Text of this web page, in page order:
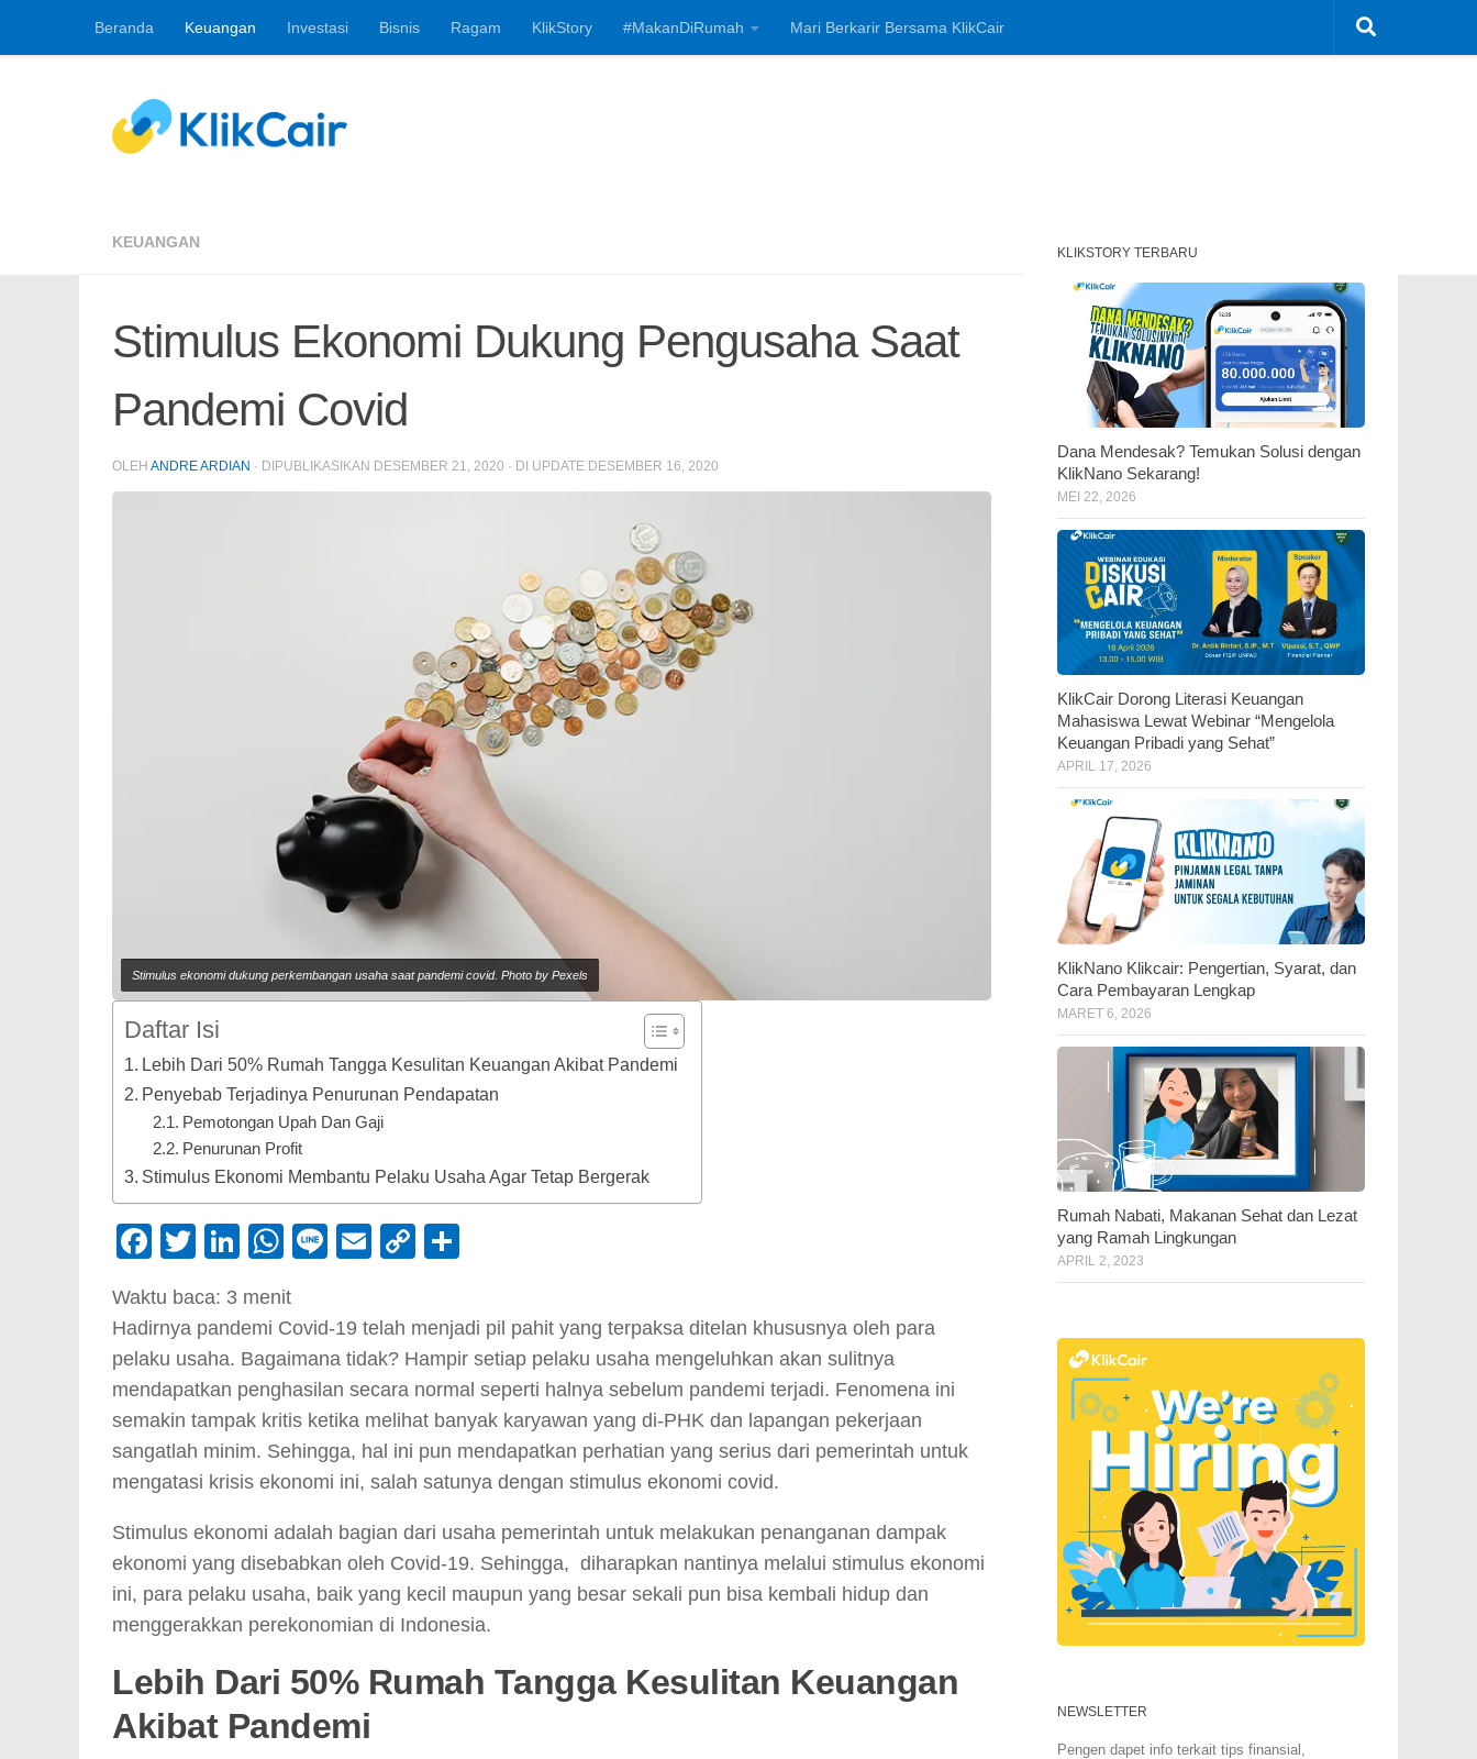
Skip to content
Beranda Keuangan Investasi Bisnis Ragam KlikStory #MakanDiRumah Mari Berkarir Bersama KlikCair
KEUANGAN
Stimulus Ekonomi Dukung Pengusaha Saat
Pandemi Covid
OLEH ANDRE ARDIAN · DIPUBLIKASIKAN DESEMBER 21, 2020 · DI UPDATE DESEMBER 16, 2020
Stimulus ekonomi dukung perkembangan usaha saat pandemi covid. Photo by Pexels
Daftar Isi
Lebih Dari 50% Rumah Tangga Kesulitan Keuangan Akibat Pandemi
Penyebab Terjadinya Penurunan Pendapatan
Pemotongan Upah Dan Gaji
Penurunan Profit
Stimulus Ekonomi Membantu Pelaku Usaha Agar Tetap Bergerak
Facebook
Twitter
LinkedIn
WhatsApp
LineEmail
Copy
Waktu baca: 3 menit
Hadirnya pandemi Covid-19 telah menjadi pil pahit yang terpaksa ditelan khususnya oleh para
pelaku usaha. Bagaimana tidak? Hampir setiap pelaku usaha mengeluhkan akan sulitnya
mendapatkan penghasilan secara normal seperti halnya sebelum pandemi terjadi. Fenomena ini
semakin tampak kritis ketika melihat banyak karyawan yang di-PHK dan lapangan pekerjaan
sangatlah minim. Sehingga, hal ini pun mendapatkan perhatian yang serius dari pemerintah untuk
mengatasi krisis ekonomi ini, salah satunya dengan stimulus ekonomi covid.
Stimulus ekonomi adalah bagian dari usaha pemerintah untuk melakukan penanganan dampak
ekonomi yang disebabkan oleh Covid-19. Sehingga, diharapkan nantinya melalui stimulus ekonomi
ini, para pelaku usaha, baik yang kecil maupun yang besar sekali pun bisa kembali hidup dan
menggerakkan perekonomian di Indonesia.
Lebih Dari 50% Rumah Tangga Kesulitan Keuangan
Akibat Pandemi
KLIKSTORY TERBARU
Dana Mendesak? Temukan Solusi dengan
KlikNano Sekarang!
MEI 22, 2026
KlikCair Dorong Literasi Keuangan
Mahasiswa Lewat Webinar “Mengelola
Keuangan Pribadi yang Sehat”
APRIL 17, 2026
KlikNano Klikcair: Pengertian, Syarat, dan
Cara Pembayaran Lengkap
MARET 6, 2026
Rumah Nabati, Makanan Sehat dan Lezat
yang Ramah Lingkungan
APRIL 2, 2023
NEWSLETTER
Pengen dapet info terkait tips finansial,